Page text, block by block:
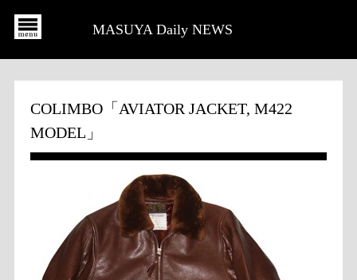
MASUYA Daily NEWS
COLIMBO「AVIATOR JACKET, M422
MODEL」